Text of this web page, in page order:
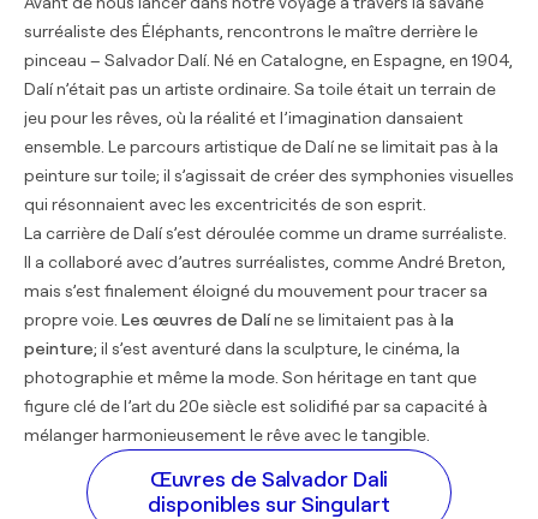
surréaliste des Éléphants, rencontrons le maître derrière le
pinceau – Salvador Dalí. Né en Catalogne, en Espagne, en 1904,
Dalí n’était pas un artiste ordinaire. Sa toile était un terrain de
jeu pour les rêves, où la réalité et l’imagination dansaient
ensemble. Le parcours artistique de Dalí ne se limitait pas à la
peinture sur toile; il s’agissait de créer des symphonies visuelles
qui résonnaient avec les excentricités de son esprit.
La carrière de Dalí s’est déroulée comme un drame surréaliste.
Il a collaboré avec d’autres surréalistes, comme André Breton,
mais s’est finalement éloigné du mouvement pour tracer sa
propre voie. Les œuvres de Dalíne se limitaient pas à la
peinture; il s’est aventuré dans la sculpture, le cinéma, la
photographie et même la mode. Son héritage en tant que
figure clé de l’art du 20e siècle est solidifié par sa capacité à
mélanger harmonieusement le rêve avec le tangible.
Œuvres de Salvador Dali
disponibles sur Singulart